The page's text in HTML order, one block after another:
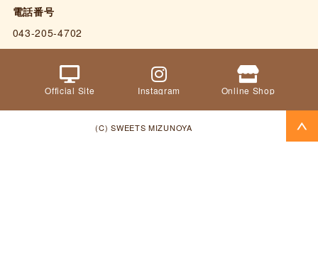
電話番号
043-205-4702
Official Site Instagram Online Shop
(C) SWEETS MIZUNOYA